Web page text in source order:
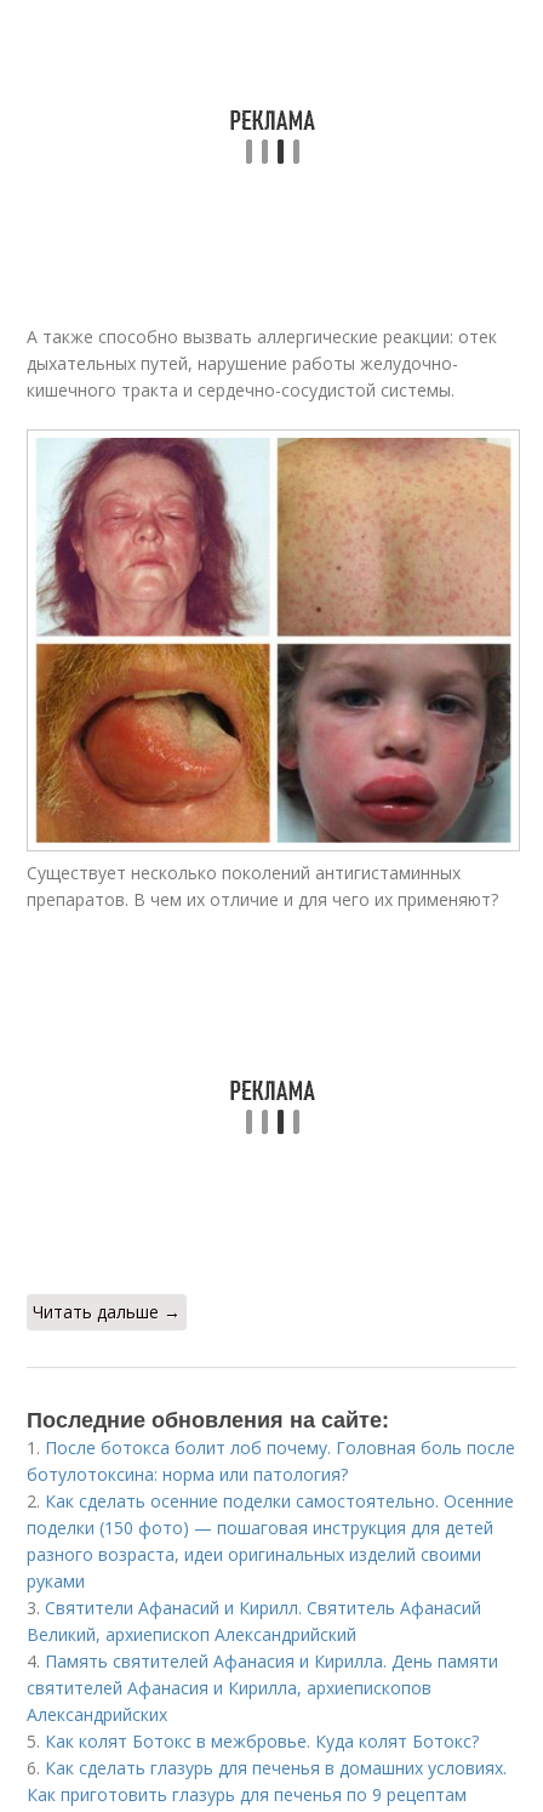
А также способно вызвать аллергические реакции: отек
дыхательных путей, нарушение работы желудочно-
кишечного тракта и сердечно-сосудистой системы.
Существует несколько поколений антигистаминных
препаратов. В чем их отличие и для чего их применяют?
Читать дальше →
Последние обновления на сайте:
1. После ботокса болит лоб почему. Головная боль после
ботулотоксина: норма или патология?
2. Как сделать осенние поделки самостоятельно. Осенние
поделки (150 фото) — пошаговая инструкция для детей
разного возраста, идеи оригинальных изделий своими
руками
3.Святители Афанасий и Кирилл. Святитель Афанасий
Великий, архиепископ Александрийский
4. Память святителей Афанасия и Кирилла. День памяти
святителей Афанасия и Кирилла, архиепископов
Александрийских
5. Как колят Ботокс в межбровье. Куда колят Ботокс?
6. Как сделать глазурь для печенья в домашних условиях.
Как приготовить глазурь для печенья по 9 рецептам